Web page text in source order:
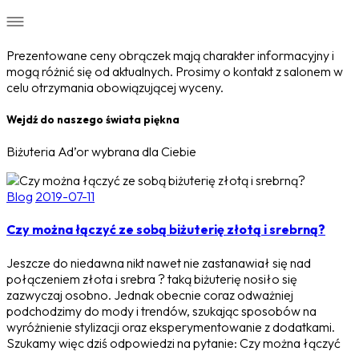
Prezentowane ceny obrączek mają charakter informacyjny i
mogą różnić się od aktualnych. Prosimy o kontakt z salonem w
celu otrzymania obowiązującej wyceny.
Wejdź do naszego świata piękna
Biżuteria Ad’or wybrana dla Ciebie
Blog 2019-07-11
Czy można łączyć ze sobą biżuterię złotą i srebrną?
Jeszcze do niedawna nikt nawet nie zastanawiał się nad
połączeniem złota i srebra ? taką biżuterię nosiło się
zazwyczaj osobno. Jednak obecnie coraz odważniej
podchodzimy do mody i trendów, szukając sposobów na
wyróżnienie stylizacji oraz eksperymentowanie z dodatkami.
Szukamy więc dziś odpowiedzi na pytanie: Czy można łączyć